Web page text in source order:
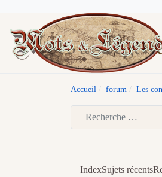
Accueil forum Les
IndexSujets récents